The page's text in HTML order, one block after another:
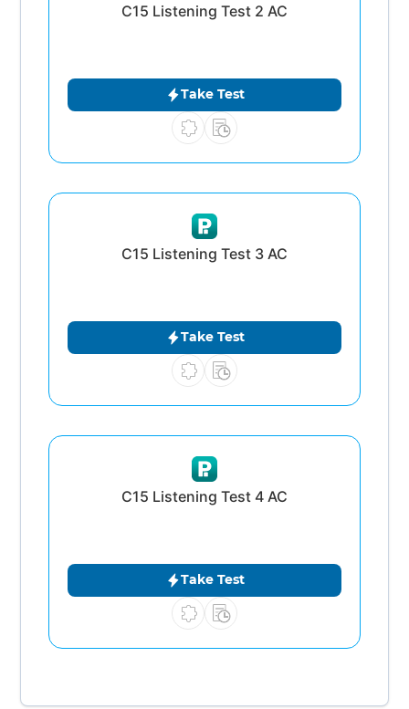
C15 Listening Test 2 AC
Take Test
C15 Listening Test 3 AC
Take Test
C15 Listening Test 4 AC
Take Test